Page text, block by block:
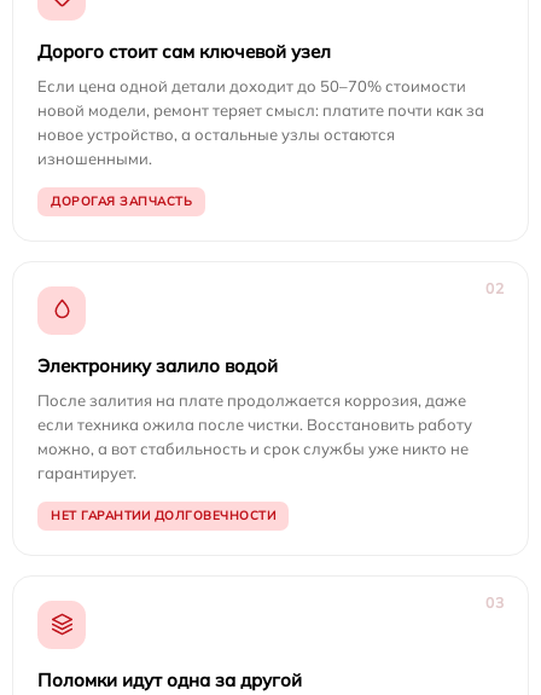
Дорого стоит сам ключевой узел
Если цена одной детали доходит до 50–70% стоимости
новой модели, ремонт теряет смысл: платите почти как за
новое устройство, а остальные узлы остаются
изношенными.
ДОРОГАЯ ЗАПЧАСТЬ
02
Электронику залило водой
После залития на плате продолжается коррозия, даже
если техника ожила после чистки. Восстановить работу
можно, а вот стабильность и срок службы уже никто не
гарантирует.
НЕТ ГАРАНТИИ ДОЛГОВЕЧНОСТИ
03
Поломки идут одна за другой